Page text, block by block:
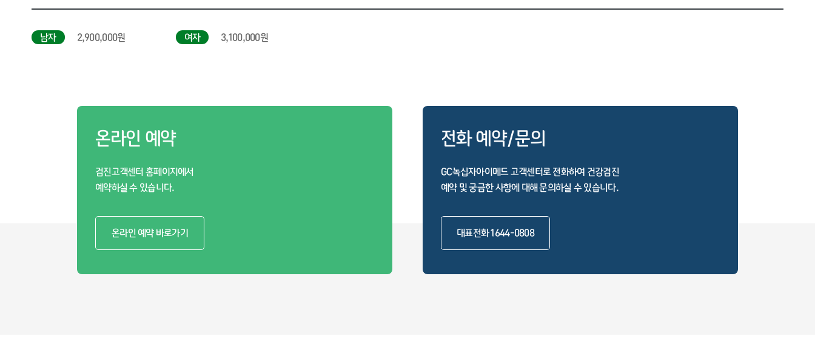
남자 2,900,000원 여자 3,100,000원
온라인 예약
검진고객센터 홈페이지에서
예약하실 수 있습니다.
온라인 예약 바로가기
전화 예약/문의
GC녹십자아이메드 고객센터로 전화하여 건강검진
예약 및 궁금한 사항에 대해 문의하실 수 있습니다.
대표전화 1644-0808